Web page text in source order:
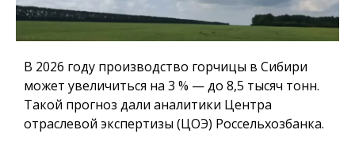
В 2026 году производство горчицы в Сибири
может увеличиться на 3 % — до 8,5 тысяч тонн.
Такой прогноз дали аналитики Центра
отраслевой экспертизы (ЦОЭ) Россельхозбанка.